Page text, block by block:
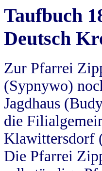
Taufbuch
Deutsch
Zur Pfarrei
(Sypnywo)
Jagdhaus
die
Klawittersdorf
Die Pfarrei